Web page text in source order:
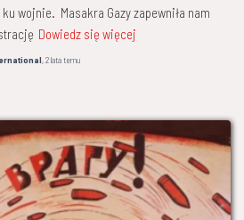
wojnie. Masakra Gazy zapewniła nam
Dowiedz się więcej
,2 latatemu